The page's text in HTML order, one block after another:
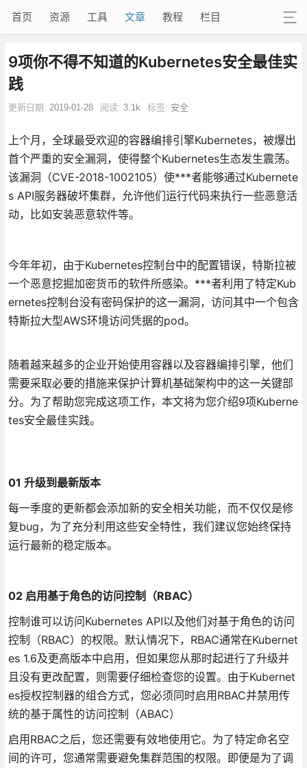
首页 资源 工具 文章 教程 栏目
9项你不得不知道的Kubernetes安全最佳实
践
更新日期: 2019-01-28 阅读: 3.1k 标签: 安全
上个月，全球最受欢迎的容器编排引擎Kubernetes，被爆出
首个严重的安全漏洞，使得整个Kubernetes生态发生震荡。
该漏洞（CVE-2018-1002105）使***者能够通过Kubernete
s API服务器破坏集群，允许他们运行代码来执行一些恶意活
动，比如安装恶意软件等。
今年年初，由于Kubernetes控制台中的配置错误，特斯拉被
一个恶意挖掘加密货币的软件所感染。***者利用了特定Kub
ernetes控制台没有密码保护的这一漏洞，访问其中一个包含
特斯拉大型AWS环境访问凭据的pod。
随着越来越多的企业开始使用容器以及容器编排引擎，他们
需要采取必要的措施来保护计算机基础架构中的这一关键部
分。为了帮助您完成这项工作，本文将为您介绍9项Kuberne
tes安全最佳实践。
01 升级到最新版本
每一季度的更新都会添加新的安全相关功能，而不仅仅是修
复bug，为了充分利用这些安全特性，我们建议您始终保持
运行最新的稳定版本。
02 启用基于角色的访问控制（RBAC）
控制谁可以访问Kubernetes API以及他们对基于角色的访问
控制（RBAC）的权限。默认情况下，RBAC通常在Kubernet
es 1.6及更高版本中启用，但如果您从那时起进行了升级并
且没有更改配置，则需要仔细检查您的设置。由于Kubernet
es授权控制器的组合方式，您必须同时启用RBAC并禁用传
统的基于属性的访问控制（ABAC）
启用RBAC之后，您还需要有效地使用它。为了特定命名空
间的许可，您通常需要避免集群范围的权限。即便是为了调